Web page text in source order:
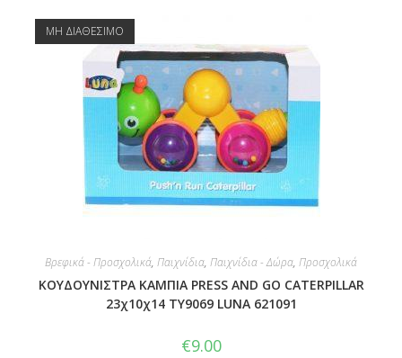
ΜΗ ΔΙΑΘΕΣΙΜΟ
Βρεφικά - Προσχολικά, Παιχνίδια, Παιχνίδια - Δώρα, Προσχολικά
ΚΟΥΔΟΥΝΙΣΤΡΑ ΚΑΜΠΙΑ PRESS AND GO CATERPILLAR
23χ10χ14 TY9069 LUNA 621091
€9.00